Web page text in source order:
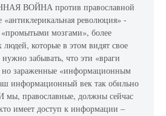
ВОЙНА против православной
«антиклерикальная революция» -
мозгами», более
которые в этом видят свое
забывать, что эти «враги
но зараженные «информационным
информационный век так обильно
мы, православные, должны сейчас
имеет доступ к информации –